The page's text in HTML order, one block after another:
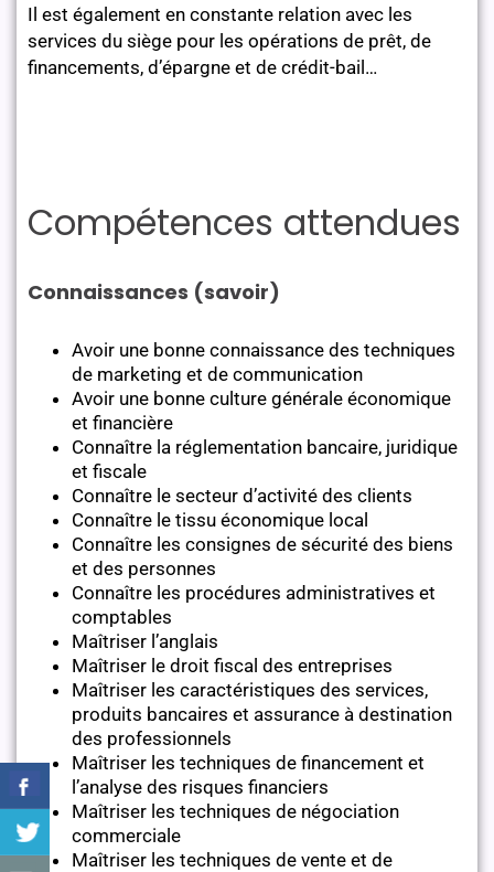
Il est également en constante relation avec les
services du siège pour les opérations de prêt, de
financements, d’épargne et de crédit-bail…
Compétences attendues
Connaissances (savoir)
Avoir une bonne connaissance des techniques
de marketing et de communication
Avoir une bonne culture générale économique
et financière
Connaître la réglementation bancaire, juridique
et fiscale
Connaître le secteur d’activité des clients
Connaître le tissu économique local
Connaître les consignes de sécurité des biens
et des personnes
Connaître les procédures administratives et
comptables
Maîtriser l’anglais
Maîtriser le droit fiscal des entreprises
Maîtriser les caractéristiques des services,
produits bancaires et assurance à destination
des professionnels
Maîtriser les techniques de financement et
l’analyse des risques financiers
Maîtriser les techniques de négociation
commerciale
Maîtriser les techniques de vente et de